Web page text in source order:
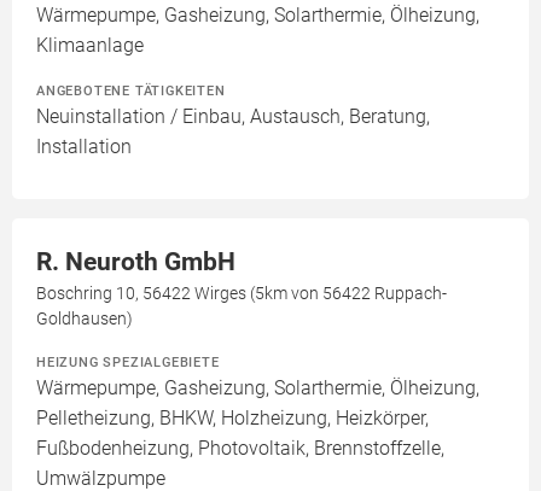
Wärmepumpe, Gasheizung, Solarthermie, Ölheizung,
Klimaanlage
ANGEBOTENE TÄTIGKEITEN
Neuinstallation / Einbau, Austausch, Beratung,
Installation
R. Neuroth GmbH
Boschring 10, 56422 Wirges (5km von 56422 Ruppach-
Goldhausen)
HEIZUNG SPEZIALGEBIETE
Wärmepumpe, Gasheizung, Solarthermie, Ölheizung,
Pelletheizung, BHKW, Holzheizung, Heizkörper,
Fußbodenheizung, Photovoltaik, Brennstoffzelle,
Umwälzpumpe